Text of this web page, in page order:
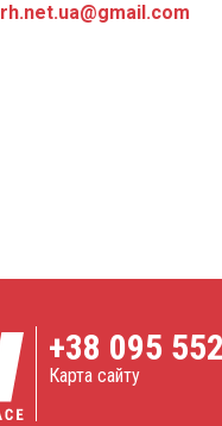
rh.net.ua@gmail.com
+38 095
Карта сайту